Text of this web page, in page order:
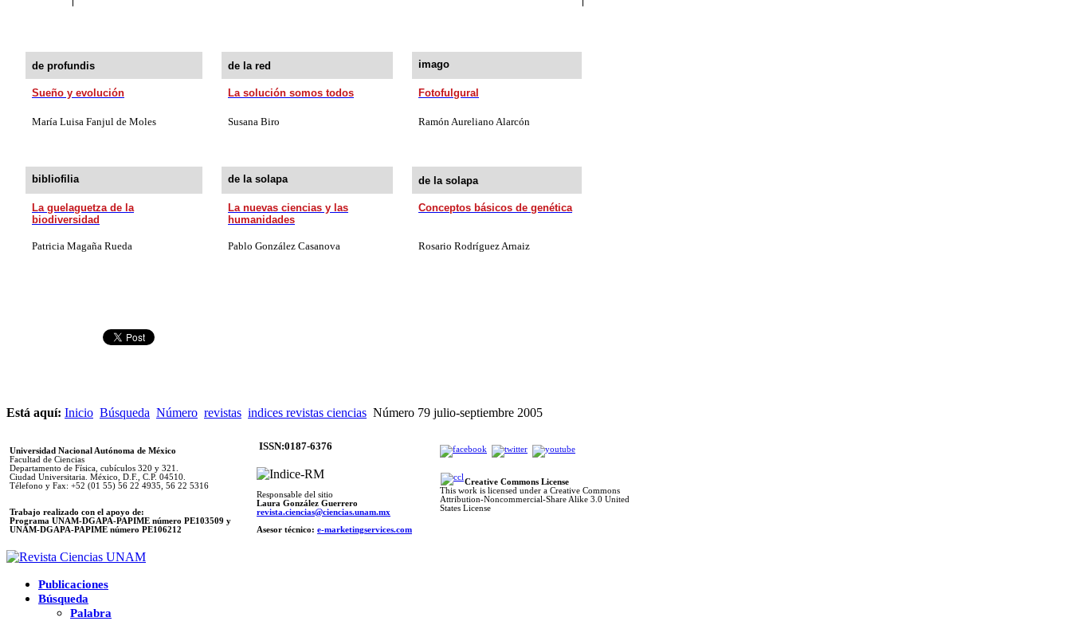
de profundis de la red imago
Sueño y evolución La solución somos todos Fotofulgural
María Luisa Fanjul de Moles Susana Biro Ramón Aureliano Alarcón
bibliofilia de la solapa de la solapa
La guelaguetza de la
biodiversidad
La nuevas ciencias y las
humanidades
Conceptos básicos de genética
Patricia Magaña Rueda Pa­blo Gon­zá­lez Ca­sa­nova Rosario Rodríguez Arnaiz
Está aquí: Inicio Búsqueda Número revistas indices revistas ciencias Número 79 julio-septiembre 2005
Universidad Nacional Autónoma de México
Facultad de Ciencias
Departamento de Física, cubículos 320 y 321.
Ciudad Universitaria. México, D.F., C.P. 04510.
Télefono y Fax: +52 (01 55) 56 22 4935, 56 22 5316
Trabajo realizado con el apoyo de:
Programa UNAM-DGAPA-PAPIME número PE103509 y
UNAM-DGAPA-PAPIME número PE106212
ISSN:0187-6376
Responsable del sitio
Laura González Guerrero
revista.ciencias@ciencias.unam.mx
Asesor técnico: e-marketingservices.com
Creative Commons License
This work is licensed under a Creative Commons
Attribution-Noncommercial-Share Alike 3.0 United
States License
Publicaciones
Búsqueda
Palabra